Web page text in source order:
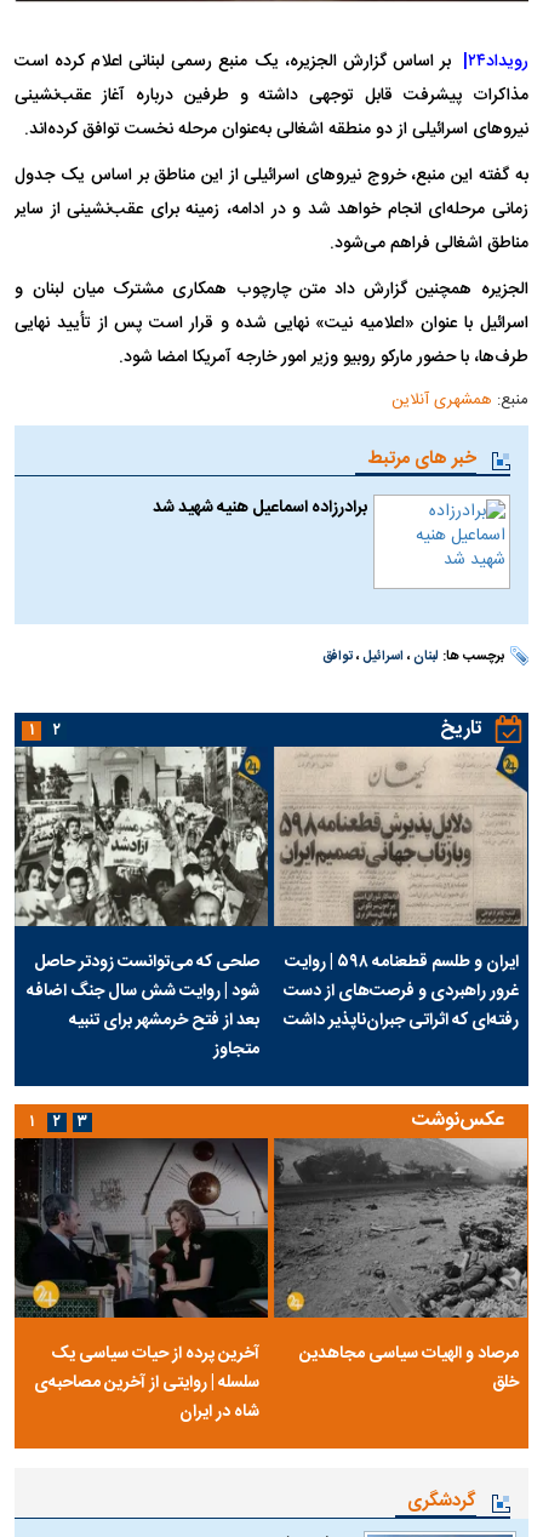
رویداد۲۴|
بر اساس گزارش الجزیره، یک منبع رسمی لبنانی اعلام کرده است
مذاکرات پیشرفت قابل توجهی داشته و طرفین درباره آغاز عقب‌نشینی
نیروهای اسرائیلی از دو منطقه اشغالی به‌عنوان مرحله نخست توافق کرده‌اند.
به گفته این منبع، خروج نیروهای اسرائیلی از این مناطق بر اساس یک جدول
زمانی مرحله‌ای انجام خواهد شد و در ادامه، زمینه برای عقب‌نشینی از سایر
مناطق اشغالی فراهم می‌شود.
الجزیره همچنین گزارش داد متن چارچوب همکاری مشترک میان لبنان و
اسرائیل با عنوان «اعلامیه نیت» نهایی شده و قرار است پس از تأیید نهایی
طرف‌ها، با حضور مارکو روبیو وزیر امور خارجه آمریکا امضا شود.
منبع: همشهری آنلاین
خبر های مرتبط
برادرزاده اسماعیل هنیه شهید شد
برچسب ها: لبنان، اسرائیل،توافق
تاریخ
ایران و طلسم قطعنامه ۵۹۸ | روایت
غرور راهبردی و فرصت‌های از دست
رفته‌ای که اثراتی جبران‌ناپذیر داشت
صلحی که می‌توانست زودتر حاصل
شود | روایت شش سال جنگ اضافه
بعد از فتح خرمشهر برای تنبیه
متجاوز
۱ ۲
عکس‌نوشت
مرصاد و الهیات سیاسی مجاهدین
خلق
آخرین پرده از حیات سیاسی یک
سلسله | روایتی از آخرین مصاحبه‌ی
شاه در ایران
۱ ۲ ۳
گردشگری